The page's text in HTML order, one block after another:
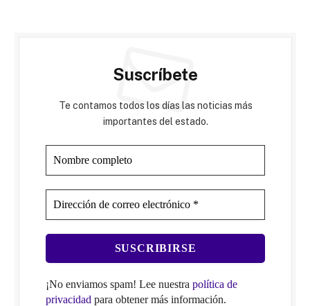
Suscríbete
Te contamos todos los días las noticias más
importantes del estado.
¡No enviamos spam! Lee nuestra política de
privacidad para obtener más información.